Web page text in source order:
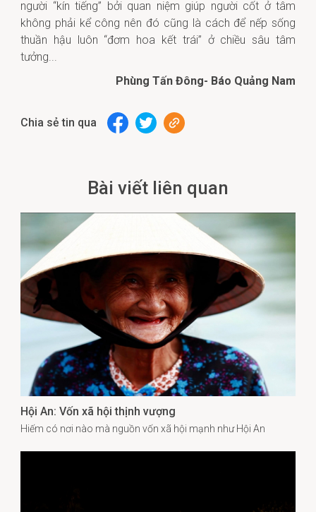
người “kín tiếng” bởi quan niệm giúp người cốt ở tâm
không phải kể công nên đó cũng là cách để nếp sống
thuần hậu luôn “đơm hoa kết trái” ở chiều sâu tâm
tưởng...
Phùng Tấn Đông- Báo Quảng Nam
Chia sẻ tin qua
Bài viết liên quan
Hội An: Vốn xã hội thịnh vượng
Hiếm có nơi nào mà nguồn vốn xã hội mạnh như Hội An